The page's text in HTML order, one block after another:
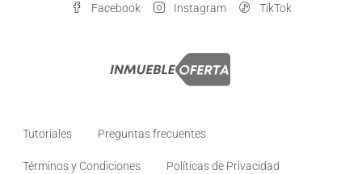
Facebook Instagram TikTok
Tutoriales Preguntas frecuentes
Términos y Condiciones Políticas de Privacidad